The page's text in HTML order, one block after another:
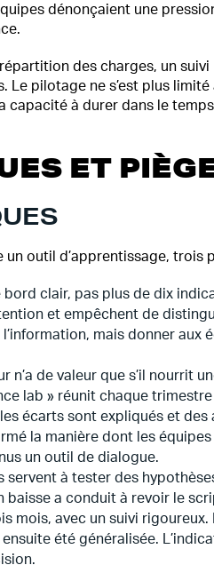
dénonçaient une
des charges, un
Le pilotage ne s’est plus
capacité à durer dans le
ET
outil d’apprentissage, trois
bord clair, pas plus de dix
et empêchent de
mais donner aux
n’a de valeur que s’il nourrit
lab » réunit chaque
écarts sont expliqués et
la manière dont les
un outil de dialogue.
servent à tester des
a conduit à revoir le
mois, avec un suivi rigoureux.
été généralisée.